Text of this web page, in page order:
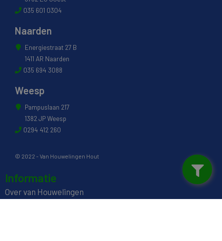
035 601 0304
Naarden
Energiestraat 27 B
1411 AR Naarden
035 694 3088
Weesp
Pampuslaan 217
1382 JP Weesp
0294 412 260
© 2022 - Van Houwelingen Hout
Informatie
Over van Houwelingen